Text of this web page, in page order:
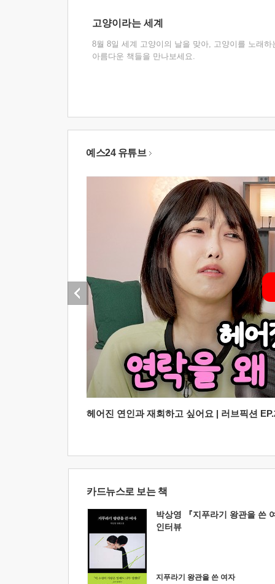
고양이라는 세계
8월 8일 세계 고양이의 날을 맞아, 고양이를 노래하
아름다운 책들을 만나보세요.
예스24 유튜브
헤어진 연인과 재회하고 싶어요 | 러브픽션
카드뉴스로 보는 책
박상영 『지푸라기 왕관을 쓴
인터뷰
지푸라기 왕관을 쓴 여자